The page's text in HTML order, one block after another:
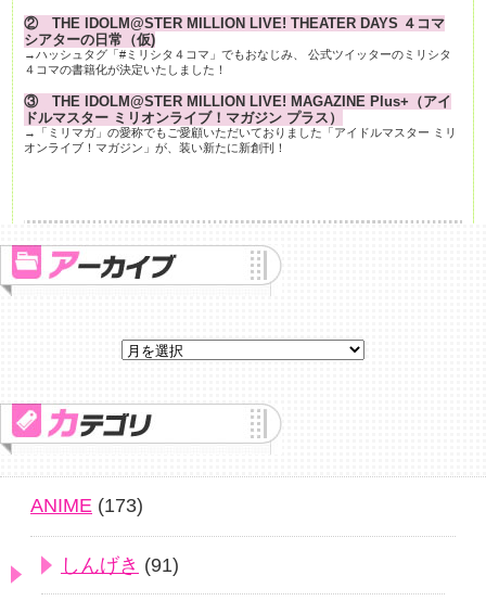
② THE IDOLM@STER MILLION LIVE! THEATER DAYS ４コマ
シアターの日常（仮)
→ハッシュタグ「#ミリシタ４コマ」でもおなじみ、 公式ツイッターのミリシタ
４コマの書籍化が決定いたしました！
③ THE IDOLM@STER MILLION LIVE! MAGAZINE Plus+（アイ
ドルマスター ミリオンライブ！マガジン プラス）
→「ミリマガ」の愛称でもご愛顧いただいておりました「アイドルマスター ミリ
オンライブ！マガジン」が、装い新たに新創刊！
ANIME (173)
しんげき (91)